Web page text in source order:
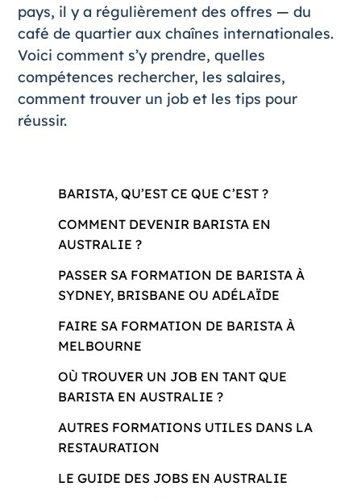
pays, il y a régulièrement des offres — du
café de quartier aux chaînes internationales.
Voici comment s’y prendre, quelles
compétences rechercher, les salaires,
comment trouver un job et les tips pour
réussir.
BARISTA, QU’EST CE QUE C’EST ?
COMMENT DEVENIR BARISTA EN
AUSTRALIE ?
PASSER SA FORMATION DE BARISTA À
SYDNEY, BRISBANE OU ADÉLAÏDE
FAIRE SA FORMATION DE BARISTA À
MELBOURNE
OÙ TROUVER UN JOB EN TANT QUE
BARISTA EN AUSTRALIE ?
AUTRES FORMATIONS UTILES DANS LA
RESTAURATION
LE GUIDE DES JOBS EN AUSTRALIE